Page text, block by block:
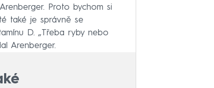
Proto bychom si
také je správně se
D. „Třeba ryby nebo
Arenberger.